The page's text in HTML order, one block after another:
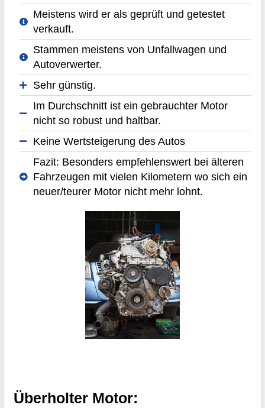
Meistens wird er als geprüft und getestet
verkauft.
Stammen meistens von Unfallwagen und
Autoverwerter.
Sehr günstig.
Im Durchschnitt ist ein gebrauchter Motor
nicht so robust und haltbar.
Keine Wertsteigerung des Autos
Fazit: Besonders empfehlenswert bei älteren
Fahrzeugen mit vielen Kilometern wo sich ein
neuer/teurer Motor nicht mehr lohnt.
Überholter Motor: